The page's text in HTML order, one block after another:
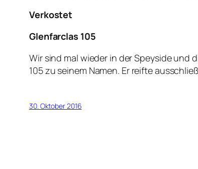
Verkostet
Glenfarclas 105
Wir sind mal wieder in der Speyside und
105 zu seinem Namen. Er reifte
30. Oktober 2016